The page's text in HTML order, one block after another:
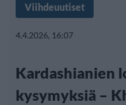
Viihdeuutiset
4.4.2026, 16:07
Kardashianien
kysymyksiä –